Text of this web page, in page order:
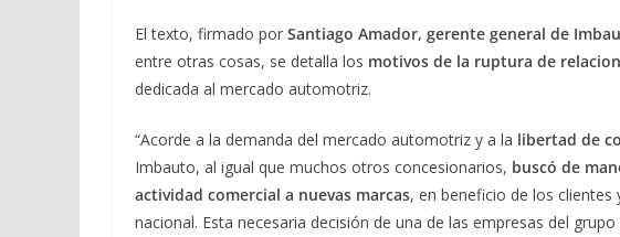
El texto, firmado por Santiago Amador, gerente general de
entre otras cosas, se detalla los motivos de la ruptura de
dedicada al mercado automotriz.
“Acorde a la demanda del mercado automotriz y a la libertad de
Imbauto, al igual que muchos otros concesionarios, buscó de
actividad comercial a nuevas marcas, en beneficio de los
nacional. Esta necesaria decisión de una de las empresas del grupo